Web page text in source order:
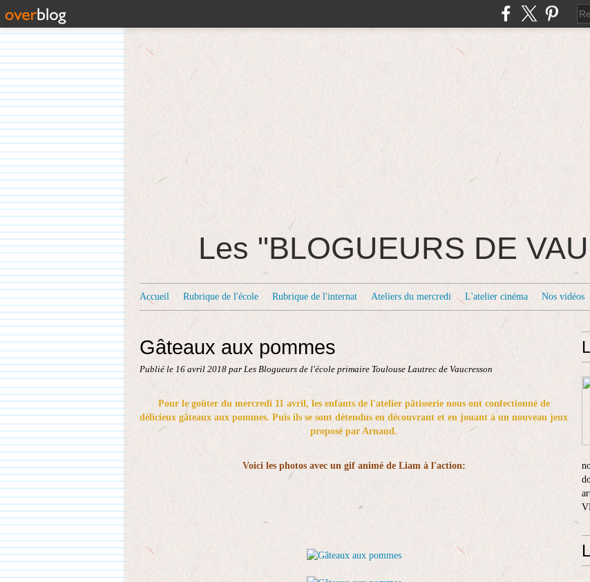
Les "BLOGUEURS DE
Accueil Rubrique de l'école Rubrique de l'internat Ateliers du mercredi L'atelier cinéma Nos vidéos
Gâteaux aux pommes
Publié le 16 avril 2018 par Les Blogueurs de l'école primaire Toulouse Lautrec de Vaucresson
Pour le goûter du mercredi 11 avril, les enfantsde l'atelier pâtisserie nous ont confectionné de
délicieux gâteaux aux pommes. Puis ils se sont détendus en découvrant et en jouant à un nouveau jeux
proposé par Arnaud.
Voici les photos avec un gif animé de Liam à l'action: